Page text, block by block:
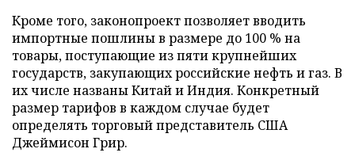
Кроме того, законопроект позволяет вводить
импортные пошлины в размере до 100 % на
товары, поступающие из пяти крупнейших
государств, закупающих российские нефть и газ. В
их числе названы Китай и Индия. Конкретный
размер тарифов в каждом случае будет
определять торговый представитель США
Джеймисон Грир.